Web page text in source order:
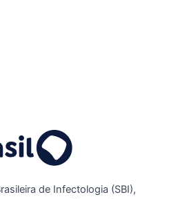
de Infectologia (SBI),